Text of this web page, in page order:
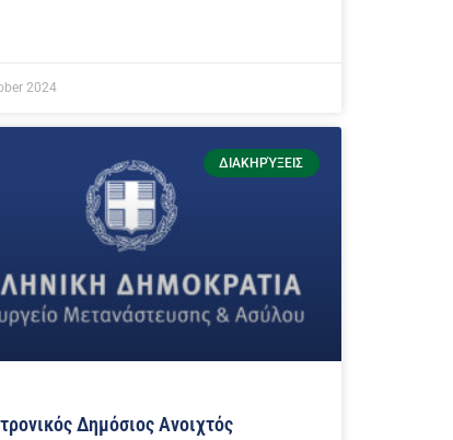
2024
ΔΙΑΚΗΡΎΞΕΙΣ
Δημόσιος Ανοιχτός